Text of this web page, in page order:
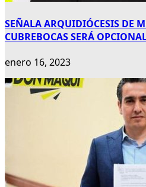
SEÑALA ARQUIDIÓCESIS DE
CUBREBOCAS SERÁ
enero 16, 2023